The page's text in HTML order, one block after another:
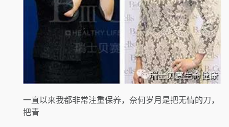
一直以来我都非常注重保养，奈何岁月是把无情的刀，
把青